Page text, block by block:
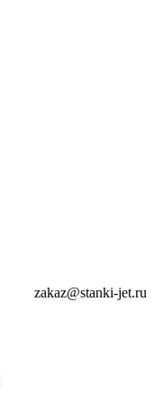
zakaz@stanki-jet.ru